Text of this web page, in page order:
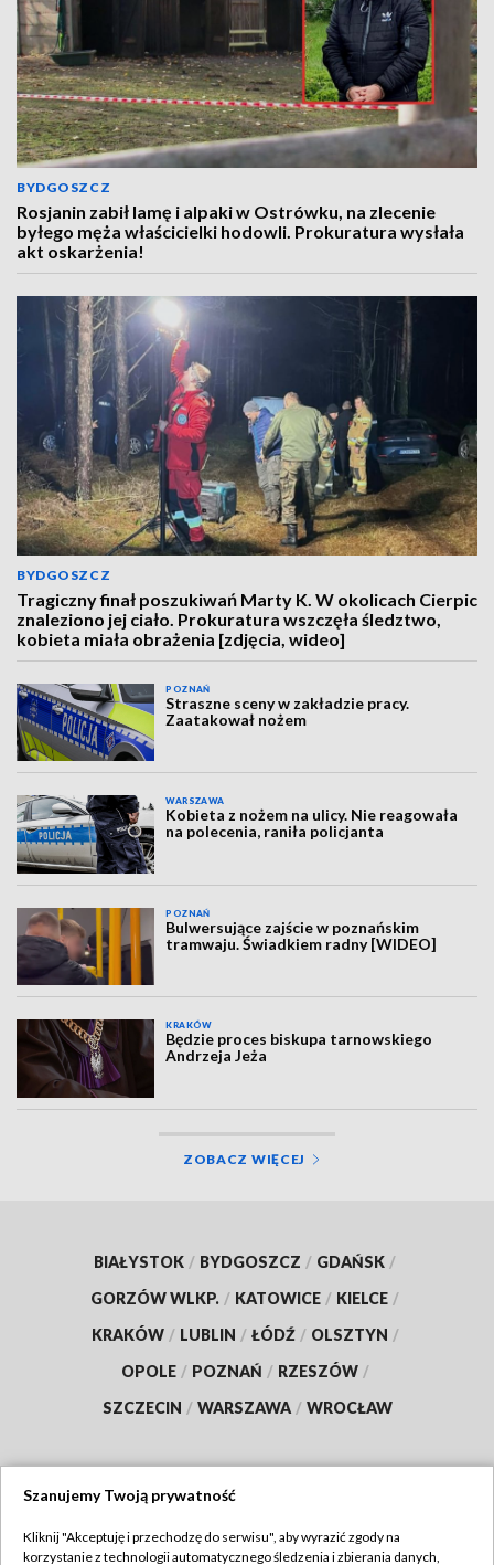
BYDGOSZCZ
Rosjanin zabił lamę i alpaki w Ostrówku, na zlecenie
byłego męża właścicielki hodowli. Prokuratura wysłała
akt oskarżenia!
BYDGOSZCZ
Tragiczny finał poszukiwań Marty K. W okolicach Cierpic
znaleziono jej ciało. Prokuratura wszczęła śledztwo,
kobieta miała obrażenia [zdjęcia, wideo]
POZNAŃ
Straszne sceny w zakładzie pracy.
Zaatakował nożem
WARSZAWA
Kobieta z nożem na ulicy. Nie reagowała
na polecenia, raniła policjanta
POZNAŃ
Bulwersujące zajście w poznańskim
tramwaju. Świadkiem radny [WIDEO]
KRAKÓW
Będzie proces biskupa tarnowskiego
Andrzeja Jeża
ZOBACZ WIĘCEJ
BIAŁYSTOK / BYDGOSZCZ / GDAŃSK /
GORZÓW WLKP. / KATOWICE / KIELCE /
KRAKÓW / LUBLIN / ŁÓDŹ / OLSZTYN /
OPOLE / POZNAŃ / RZESZÓW /
SZCZECIN / WARSZAWA / WROCŁAW
Szanujemy Twoją prywatność
Kliknij "Akceptuję i przechodzę do serwisu", aby wyrazić zgody na
korzystanie z technologii automatycznego śledzenia i zbierania danych,